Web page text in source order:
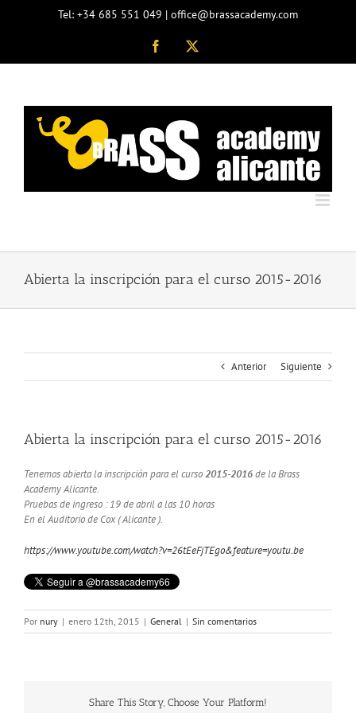
Tel: +34 685 551 049 | office@brassacademy.com
Facebook
Abierta la inscripción para el curso 2015-2016
Anterior Siguiente
Abierta la inscripción para el curso 2015-2016
Tenemos abierta la inscripción para el curso2015-2016de la Brass
Academy Alicante.
Pruebas de ingreso : 19 de abril a las 10 horas
En el Auditorio de Cox ( Alicante ).
https://www.youtube.com/watch?v=26tEeFjTEgo&feature=youtu.be
Por nury | enero 12th, 2015 | General | Sin comentarios
Share This Story, Choose Your Platform!